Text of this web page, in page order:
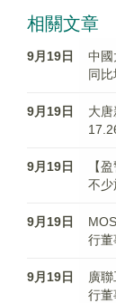
相關文章
9月19日
中國
同
9月19日
大
9月19日
【
不
9月19日
行董
9月19日
廣
行董